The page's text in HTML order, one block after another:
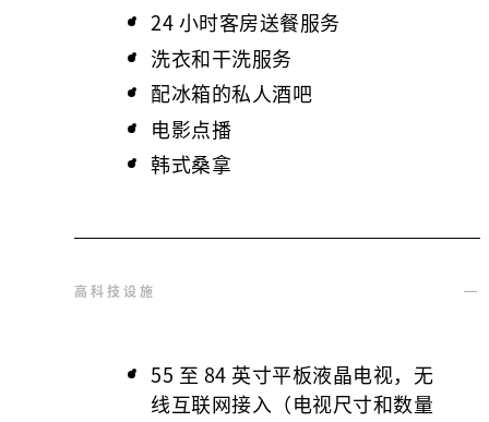
24 小时客房送餐服务
洗衣和干洗服务
配冰箱的私人酒吧
电影点播
韩式桑拿
高科技设施
55 至 84 英寸平板液晶电视，无
线互联网接入（电视尺寸和数量